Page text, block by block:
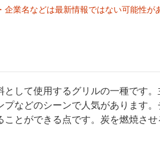
業名などは最新情報ではない可能性が
して使用するグリルの一種です
などのシーンで人気があります
とができる点です。炭を燃焼さ